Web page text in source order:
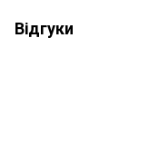
Відгуки